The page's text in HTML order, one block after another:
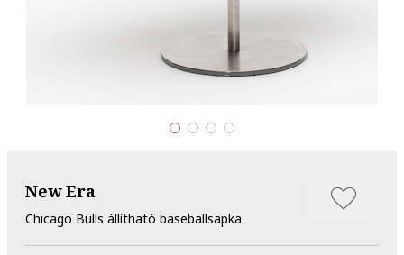
New Era
Chicago Bulls állítható baseballsapka